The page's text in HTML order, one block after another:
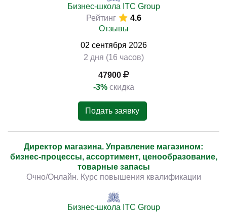
Бизнес-школа ITC Group
Рейтинг
4.6
Отзывы
02 сентября 2026
2 дня (16 часов)
47900
-3% скидка
Подать заявку
Директор магазина. Управление магазином:
бизнес-процессы, ассортимент, ценообразование,
товарные запасы
Очно/Онлайн. Курс повышения квалификации
Бизнес-школа ITC Group